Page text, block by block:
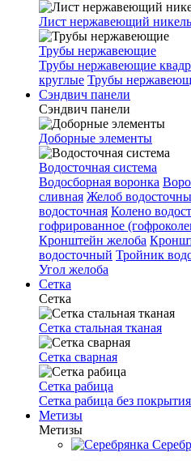
Лист нержавеющий
Трубы нержавеющие
Трубы нержавеющие
круглые Трубы
Сэндвич панели
Сэндвич панели
Доборные элементы
Водосточная система
Водосборная воронка
сливная Желоб
водосточная Колено
гофрированное
Кронштейн желоба
водосточный Тройник
Угол желоба
Сетка
Сетка
Сетка стальная тканая
Сетка сварная
Сетка рабица
Сетка рабица без покрытия
Метизы
Метизы